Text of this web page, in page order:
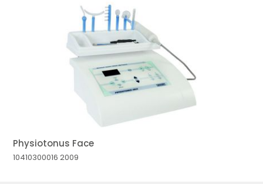
MAIOR PREÇO
Physiotonus Face
10410300016 2009